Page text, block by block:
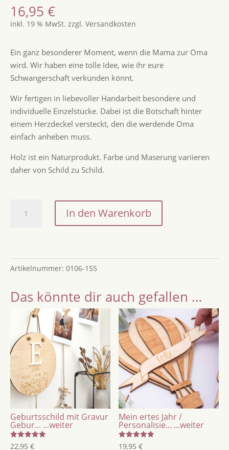
16,95 €
inkl. 19 % MwSt. zzgl. Versandkosten
Ein ganz besonderer Moment, wenn die Mama zur Oma
wird. Wir haben eine tolle Idee, wie ihr eure
Schwangerschaft verkünden könnt.
Wir fertigen in liebevoller Handarbeit besondere und
individuelle Einzelstücke. Dabei ist die Botschaft hinter
einem Herzdeckel versteckt, den die werdende Oma
einfach anheben muss.
Holz ist ein Naturprodukt. Farbe und Maserung variieren
daher von Schild zu Schild.
Mama
wirst
Oma
Schwangerschaft
verkünden
die
werdende
Menge
In den Warenkorb
Artikelnummer: 0106-155
Das könnte dir auch gefallen …
Geburtsschild mit Gravur
Gebur... ...weiter
Bewertet
22,95 €
Mein ertes Jahr /
Personalisie... ...weiter
Bewertet
19,95€